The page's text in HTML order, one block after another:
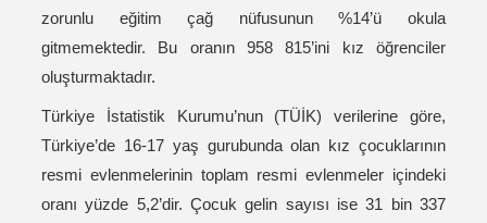
zorunlu eğitim çağ nüfusunun %14’ü okula
gitmemektedir. Bu oranın 958 815’ini kız öğrenciler
oluşturmaktadır.
Türkiye İstatistik Kurumu’nun (TÜİK) verilerine göre,
Türkiye’de 16-17 yaş gurubunda olan kız çocuklarının
resmi evlenmelerinin toplam resmi evlenmeler içindeki
oranı yüzde 5,2’dir. Çocuk gelin sayısı ise 31 bin 337